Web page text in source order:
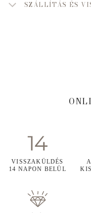
SZÁLLÍTÁS ÉS
VISSZAKÜLDÉS
14 NAPON BELÜL